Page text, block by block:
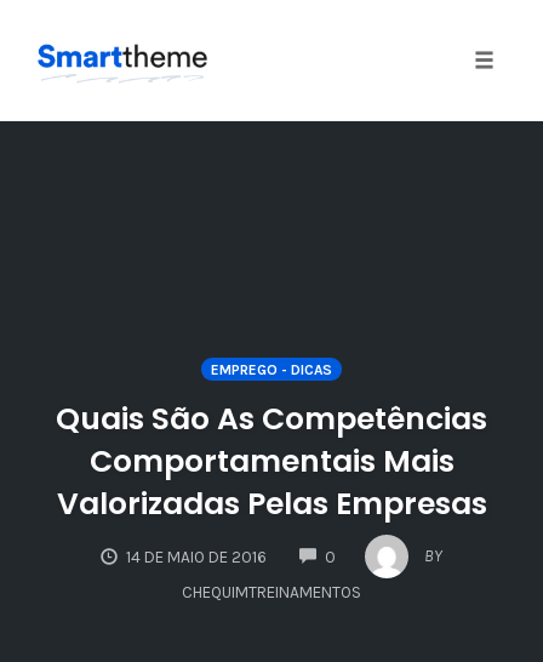
EMPREGO - DICAS
Quais São As Competências
Comportamentais Mais
Valorizadas Pelas Empresas
14 DE MAIO DE 2016 0
COMMENTS
BY
CHEQUIMTREINAMENTOS